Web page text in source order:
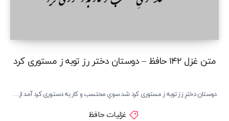
متن غزل ۱۴۲ حافظ – دوستان دختر رز توبه ز مستوری کرد
دوستان دخترِ رَز توبه ز مستوری کرد شد سویِ محتسب و کار به دستوری کرد آمد از…
غزلیات حافظ